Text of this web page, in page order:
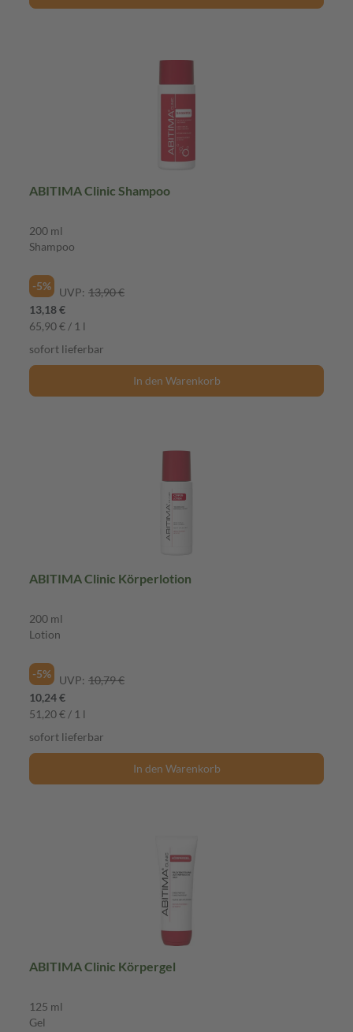
ABITIMA Clinic Shampoo
200 ml
Shampoo
-5% UVP: 13,90 €
13,18 €
65,90 € / 1 l
sofort lieferbar
In den Warenkorb
ABITIMA Clinic Körperlotion
200 ml
Lotion
-5% UVP: 10,79 €
10,24 €
51,20 € / 1 l
sofort lieferbar
In den Warenkorb
ABITIMA Clinic Körpergel
125 ml
Gel